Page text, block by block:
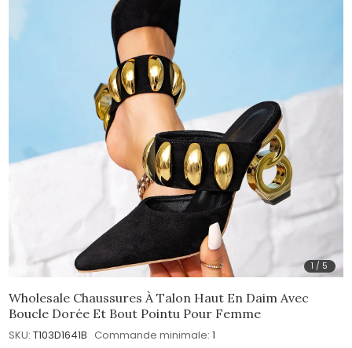
1 / 5
Wholesale Chaussures À Talon Haut En Daim Avec
Boucle Dorée Et Bout Pointu Pour Femme
SKU: T103D1641B Commande minimale: 1